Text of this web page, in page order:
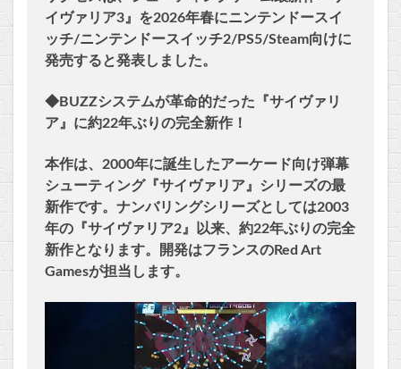
イヴァリア3』を2026年春にニンテンドースイ
ッチ/ニンテンドースイッチ2/PS5/Steam向けに
発売すると発表しました。
◆BUZZシステムが革命的だった『サイヴァリ
ア』に約22年ぶりの完全新作！
本作は、2000年に誕生したアーケード向け弾幕
シューティング『サイヴァリア』シリーズの最
新作です。ナンバリングシリーズとしては2003
年の『サイヴァリア2』以来、約22年ぶりの完全
新作となります。開発はフランスのRed Art
Gamesが担当します。